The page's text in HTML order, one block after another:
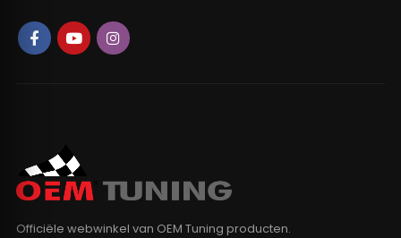
Officiële webwinkel van OEM Tuning producten.